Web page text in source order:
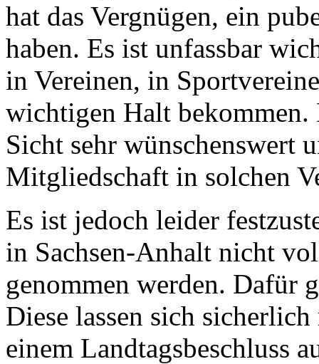
hat das Vergnügen, ein
haben. Es ist unfassbar
in Vereinen, in
wichtigen Halt bekommen.
Sicht sehr wünschenswert
Mitgliedschaft in solchen
Es ist jedoch leider
in Sachsen-Anhalt nicht
genommen werden. Dafür
Diese lassen sich
einem Landtagsbeschluss